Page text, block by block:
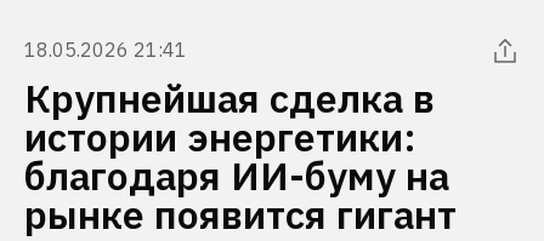
18.05.2026 21:41
Крупнейшая сделка в
истории энергетики:
благодаря ИИ-буму на
рынке появится гигант